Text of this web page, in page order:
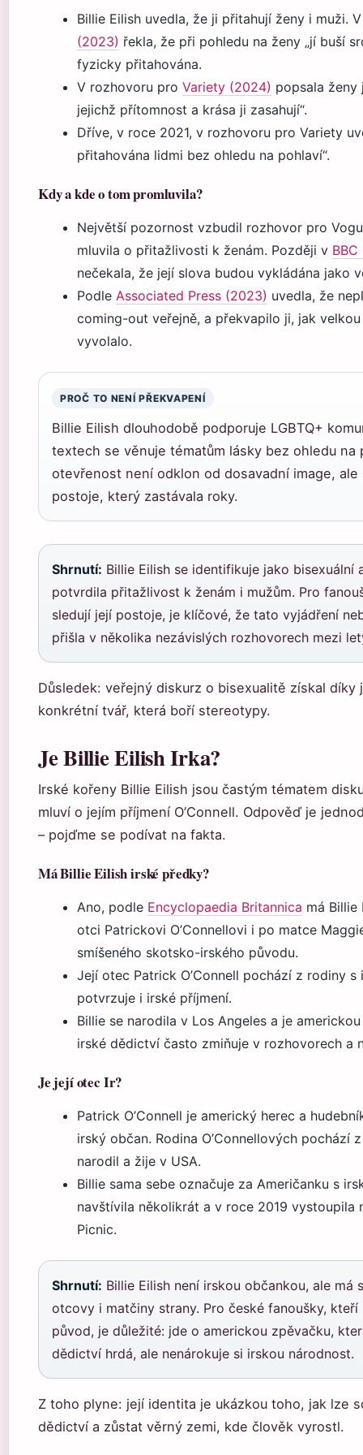
Billie Eilish uvedla, že ji přitahují ženy i muži.
(2023) řekla, že při pohledu na ženy „jí buší
fyzicky přitahována.
V rozhovoru pro Variety (2024) popsala ženy
jejichž přítomnost a krása ji zasahují“.
Dříve, v roce 2021, v rozhovoru pro Variety
přitahována lidmi bez ohledu na pohlaví“.
Kdy a kde o tom promluvila?
Největší pozornost vzbudil rozhovor pro
mluvila o přitažlivosti k ženám. Později v
nečekala, že její slova budou vykládána jako
Podle Associated Press (2023) uvedla, že
coming-out veřejně, a překvapilo ji, jak
vyvolalo.
PROČ TO NENÍ PŘEKVAPENÍ
Billie Eilish dlouhodobě podporuje LGBTQ+
textech se věnuje tématům lásky bez ohledu na
otevřenost není odklon od dosavadní image,
postoje, který zastávala roky.
Shrnutí: Billie Eilish se identifikuje jako bisexuální
potvrdila přitažlivost k ženám i mužům. Pro
sledují její postoje, je klíčové, že tato vyjádření
přišla v několika nezávislých rozhovorech mezi
Důsledek: veřejný diskurz o bisexualitě získal díky
konkrétní tvář, která boří stereotypy.
Je Billie Eilish Irka?
Irské kořeny Billie Eilish jsou častým tématem
mluví o jejím příjmení O’Connell. Odpověď je
– pojďme se podívat na fakta.
Má Billie Eilish irské předky?
Ano, podle Encyclopaedia Britannica má Billie
otci Patrickovi O’Connellovi i po matce
smíšeného skotsko-irského původu.
Její otec Patrick O’Connell pochází z rodiny
potvrzuje i irské příjmení.
Billie se narodila v Los Angeles a je
irské dědictví často zmiňuje v rozhovorech a
Je její otec Ir?
Patrick O’Connell je americký herec a
irský občan. Rodina O’Connellových pochází
narodil a žije v USA.
Billie sama sebe označuje za Američanku s
navštívila několikrát a v roce 2019 vystoupila
Picnic.
Shrnutí: Billie Eilish není irskou občankou, ale má
otcovy i matčiny strany. Pro české fanoušky, kteří
původ, je důležité: jde o americkou zpěvačku,
dědictví hrdá, ale nenárokuje si irskou národnost.
Z toho plyne: její identita je ukázkou toho, jak lze
dědictví a zůstat věrný zemi, kde člověk vyrostl.